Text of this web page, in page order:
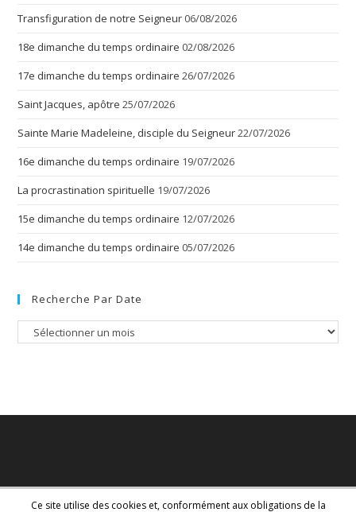
Transfiguration de notre Seigneur 06/08/2026
18e dimanche du temps ordinaire 02/08/2026
17e dimanche du temps ordinaire 26/07/2026
Saint Jacques, apôtre 25/07/2026
Sainte Marie Madeleine, disciple du Seigneur22/07/2026
16e dimanche du temps ordinaire 19/07/2026
La procrastination spirituelle 19/07/2026
15e dimanche du temps ordinaire 12/07/2026
14e dimanche du temps ordinaire 05/07/2026
Recherche Par Date
Recherche
Ce site utilise des cookies et, conformément aux obligations de la